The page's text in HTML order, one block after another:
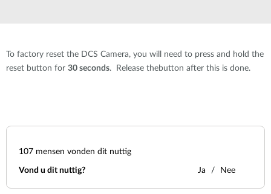
To factory reset the DCS Camera, you will need to press and hold the
reset button for 30 seconds. Release thebutton after this is done.
107 mensen vonden dit nuttig
Vond u dit nuttig? Ja Nee